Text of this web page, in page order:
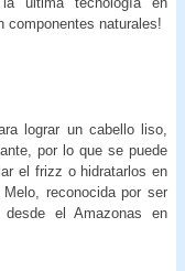
componentes naturales!
lograr un cabello liso,
por lo que se puede
el frizz o hidratarlos en
reconocida por ser
desde el Amazonas en